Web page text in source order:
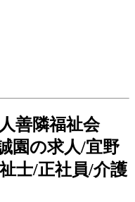
善隣福祉会
園の求人/宜野
士/正社員/介護